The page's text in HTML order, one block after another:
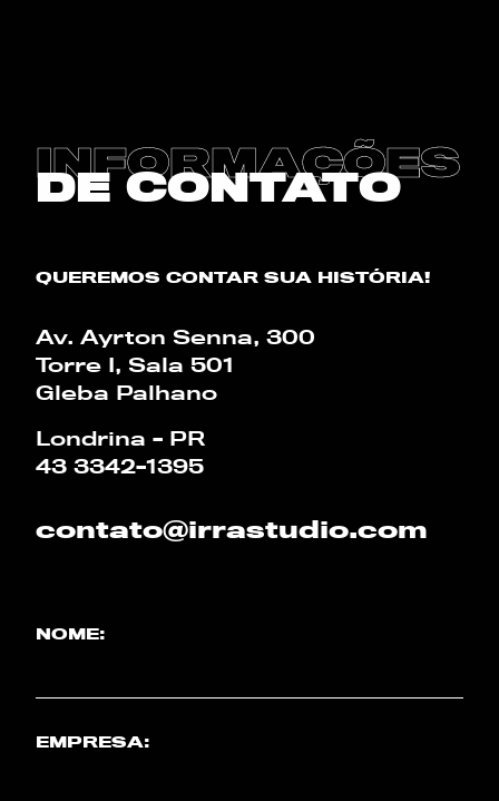
CONTATO
PT
INFORMAÇÕES
DE CONTATO
QUEREMOS CONTAR SUA HISTÓRIA!
Av. Ayrton Senna, 300
Torre I, Sala 501
Gleba Palhano
Londrina - PR
43 3342-1395
contato@irrastudio.com
NOME:
EMPRESA: